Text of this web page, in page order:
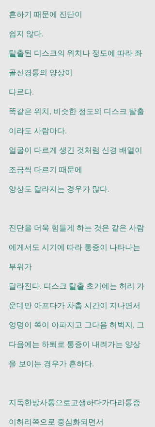
흔하기 때문에 진단이
쉽지 않다.
탈출된 디스크의 위치나 정도에 따라 좌
골신경통의 양상이
다르다.
똑같은 위치, 비슷한 정도의 디스크 탈출
이라도 사람마다.
얼굴이 다르게 생긴 것처럼 신경 배열이
조금씩 다르기 때문에
양상도 달라지는 경우가 많다.
진단을 더욱 힘들게 하는 것은 같은 사람
에게서도 시기에 따라 통증이 나타나는
부위가
달라진다. 디스크 탈출 초기에는 허리 가
운데만 아프다가 차츰 시간이 지나면서
엉덩이 쪽이 아파지고 그다음 허벅지, 그
다음에는 하퇴로 통증이 내려가는 양상
을 보이는 경우가 흔하다.
지독한방사통으로고생하다가다리통증
이허리쪽으로 중심화되면서